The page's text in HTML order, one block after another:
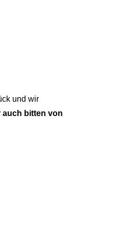
und wir
auch bitten von